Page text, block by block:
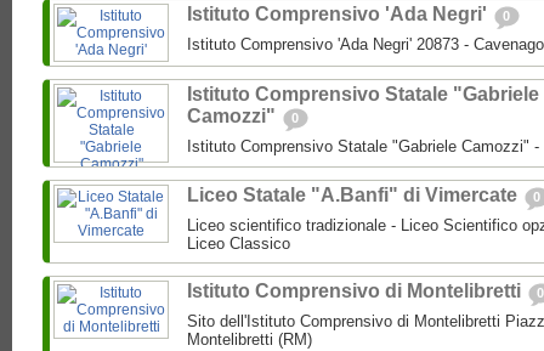
Istituto Comprensivo 'Ada Negri' 0
Istituto Comprensivo 'Ada Negri' 20873 -
Istituto Comprensivo Statale "Gabriele
Camozzi"
0
Istituto Comprensivo Statale "Gabriele Camozzi"
Liceo Statale "A.Banfi" di Vimercate 0
Liceo scientifico tradizionale - Liceo Scientifico
Liceo Classico
Istituto Comprensivo di Montelibretti 0
Sito dell'Istituto Comprensivo di Montelibretti
Montelibretti (RM)